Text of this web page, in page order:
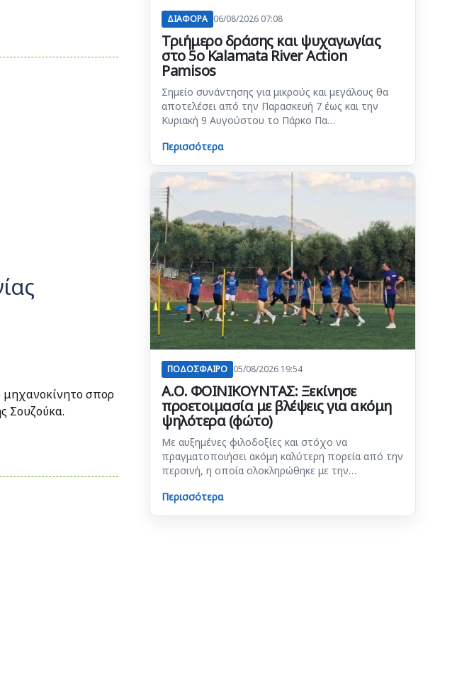
μηχανοκίνητο σπορ
Σουζούκα.
ΔΙΑΦΟΡΑ 06/08/2026 07:08
Τριήμερο δράσης και ψυχαγωγίας
στο 5ο Kalamata River Action
Pamisos
Σημείο συνάντησης για μικρούς και μεγάλους θα
αποτελέσει από την Παρασκευή 7 έως και την
Κυριακή 9 Αυγούστου το Πάρκο Πα…
Περισσότερα
ΠΟΔΟΣΦΑΙΡΟ 05/08/2026 19:54
Α.Ο. ΦΟΙΝΙΚΟΥΝΤΑΣ: Ξεκίνησε
προετοιμασία με βλέψεις για ακόμη
ψηλότερα (φώτο)
Με αυξημένες φιλοδοξίες και στόχο να
πραγματοποιήσει ακόμη καλύτερη πορεία από την
περσινή, η οποία ολοκληρώθηκε με την…
Περισσότερα